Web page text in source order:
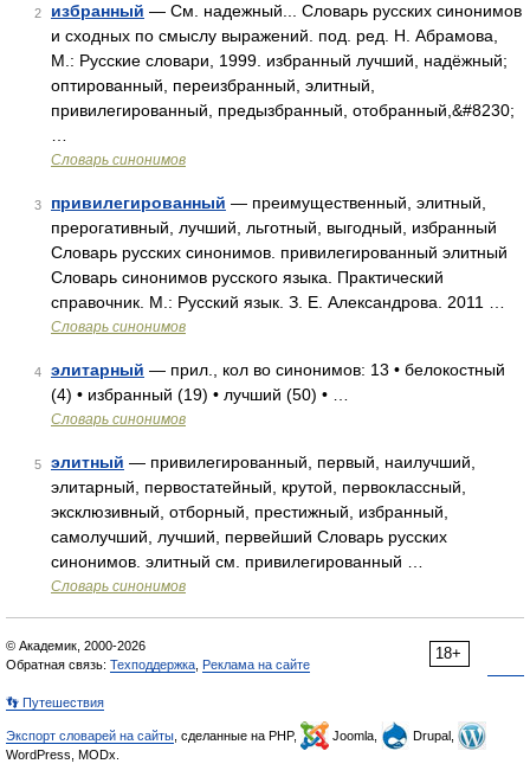
2 избранный — См. надежный... Словарь русских синонимов
и сходных по смыслу выражений. под. ред. Н. Абрамова,
М.: Русские словари, 1999. избранный лучший, надёжный;
оптированный, переизбранный, элитный,
привилегированный, предызбранный, отобранный,&#8230;
Словарь синонимов
3 привилегированный — преимущественный, элитный,
прерогативный, лучший, льготный, выгодный, избранный
Словарь русских синонимов. привилегированный элитный
Словарь синонимов русского языка. Практический
справочник. М.: Русский язык. З. Е. Александрова. 2011 …
Словарь синонимов
4 элитарный — прил., кол во синонимов: 13 • белокостный
(4) • избранный (19) • лучший (50) • …
Словарь синонимов
5 элитный — привилегированный, первый, наилучший,
элитарный, первостатейный, крутой, первоклассный,
эксклюзивный, отборный, престижный, избранный,
самолучший, лучший, первейший Словарь русских
синонимов. элитный см. привилегированный …
Словарь синонимов
18+
© Академик, 2000-2026
Обратная связь: Техподдержка Реклама на сайте
👣 Путешествия
Экспорт словарей на сайты , сделанные на PHP, Joomla,
Drupal,
WordPress, MODx.